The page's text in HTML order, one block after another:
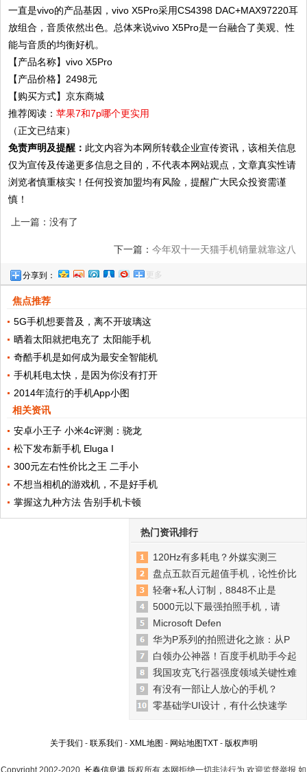
一直是vivo的产品基因，vivo X5Pro采用CS4398 DAC+MAX97220耳
放组合，音质依然出色。总体来说vivo X5Pro是一台融合了美观、性
能与音质的均衡好机。
【产品名称】vivo X5Pro
【产品价格】2498元
【购买方式】京东商城
推荐阅读：苹果7和7p哪个更实用
（正文已结束）
免责声明及提醒： 此文内容为本网所转载企业宣传资讯，该相关信息
仅为宣传及传递更多信息之目的，不代表本网站观点，文章真实性请
浏览者慎重核实！任何投资加盟均有风险，提醒广大民众投资需谨
慎！
上一篇：没有了
下一篇： 今年双十一天猫手机销量就靠这八
分享到： 更多
焦点推荐
5G手机想要普及，离不开玻璃这
晒着太阳就把电充了 太阳能手机
奇酷手机是如何成为最安全智能机
手机耗电太快，是因为你没有打开
2014年流行的手机App小图
相关资讯
安卓小王子 小米4c评测：骁龙
松下发布新手机 Eluga I
300元左右性价比之王 二手小
不想当相机的游戏机，不是好手机
掌握这九种方法 告别手机卡顿
热门资讯排行
120Hz有多耗电？外媒实测三
盘点五款百元超值手机，论性价比
轻奢+私人订制，8848不止是
5000元以下最强拍照手机，请
Microsoft Defen
华为P系列的拍照进化之旅：从P
白领办公神器！百度手机助手今起
我国攻克飞行器强度领域关键性难
有没有一部让人放心的手机？
零基础学UI设计，有什么快速学
关于我们 - 联系我们 - XML地图 - 网站地图TXT- 版权声明
Copyright.2002-2020 长春信息港 版权所有 本网拒绝一切非法行为 欢迎监督举报 如